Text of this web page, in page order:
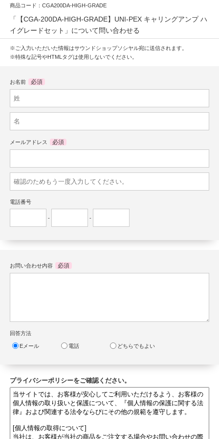
商品コード：CGA200DA-HIGH-GRADE
「【CGA-200DA-HIGH-GRADE】UNI-PEX キャリングアンプ ハ
イグレードセット」について問い合わせる
※ご入力いただいた情報はサウンドショップソシヤル宛に送信されます。
※特殊な記号やHTMLタグは使用しないでください。
お名前 必須
メールアドレス 必須
電話番号
- -
お問い合わせ内容 必須
回答方法
Eメール 電話 どちらでもよい
プライバシーポリシーをご確認ください。